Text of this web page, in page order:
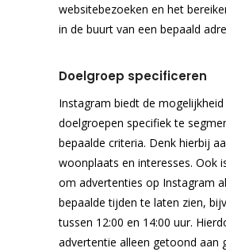
websitebezoeken en het
in de buurt van een bepaald
Doelgroep specificeren
Instagram biedt de
doelgroepen specifiek te
bepaalde criteria. Denk hierbij
woonplaats en interesses. Ook
om advertenties op Instagram
bepaalde tijden te laten zien,
tussen 12:00 en 14:00 uur.
advertentie alleen getoond aan